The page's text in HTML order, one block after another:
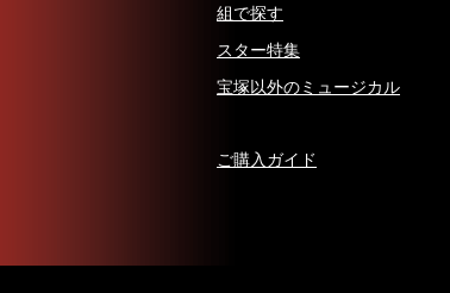
組で探す
スター特集
宝塚以外のミュージカル
ご購入ガイド